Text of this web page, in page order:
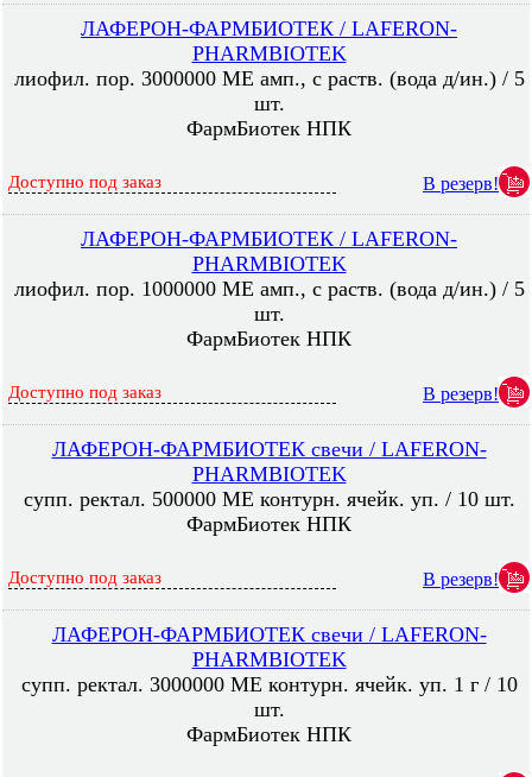
ЛАФЕРОН-ФАРМБИОТЕК / LAFERON-
PHARMBIOTEK
лиофил. пор. 3000000 МЕ амп., с раств. (вода д/ин.) / 5
шт.
ФармБиотек НПК
Доступно под заказ В резерв!
ЛАФЕРОН-ФАРМБИОТЕК / LAFERON-
PHARMBIOTEK
лиофил. пор. 1000000 МЕ амп., с раств. (вода д/ин.) / 5
шт.
ФармБиотек НПК
Доступно под заказ В резерв!
ЛАФЕРОН-ФАРМБИОТЕК свечи / LAFERON-
PHARMBIOTEK
супп. ректал. 500000 МЕ контурн. ячейк. уп. / 10 шт.
ФармБиотек НПК
Доступно под заказ В резерв!
ЛАФЕРОН-ФАРМБИОТЕК свечи / LAFERON-
PHARMBIOTEK
супп. ректал. 3000000 МЕ контурн. ячейк. уп. 1 г / 10
шт.
ФармБиотек НПК